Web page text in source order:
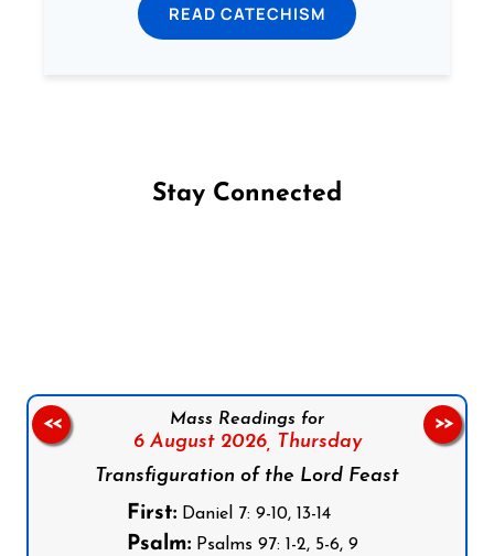
READ CATECHISM
Stay Connected
Mass Readings for
6 August 2026, Thursday
Transfiguration of the Lord Feast
First:Daniel 7: 9-10, 13-14
Psalm:Psalms 97: 1-2, 5-6, 9
<< >>